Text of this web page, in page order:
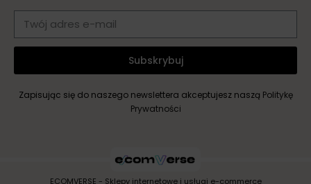
Subskrybuj
Zapisując się do naszego newslettera akceptujesz naszą Politykę
Prywatności
ECOMVERSE - Sklepy internetowe i usługi e-commerce